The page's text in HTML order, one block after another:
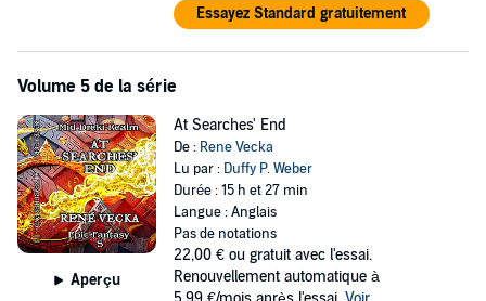
Essayez Standard gratuitement
Volume 5 de la série
Aperçu
At Searches' End
De : Rene Vecka
Lu par : Duffy P. Weber
Durée : 15 h et 27 min
Langue : Anglais
Pas de notations
22,00 € ou gratuit avec l'essai.
Renouvellement automatique à